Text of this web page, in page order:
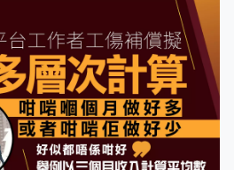
利局局長孫玉菡：「原則和概念
也有一個完結，不是一中止就中
要回頭，那個時間怎麼計算，要
見提到會否在單與單中間，或者
是一個受保障工作期間），我們
麼時候一定是屬於我們可保障範
是法定以外是否可以再寬鬆一
，要有空間給他們再去自行制